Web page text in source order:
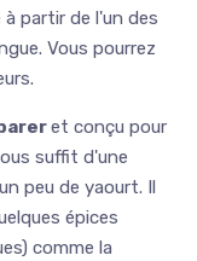
à partir de l'un des
Vous pourrez
et conçu pour
suffit d'une
peu de yaourt. Il
épices
comme la